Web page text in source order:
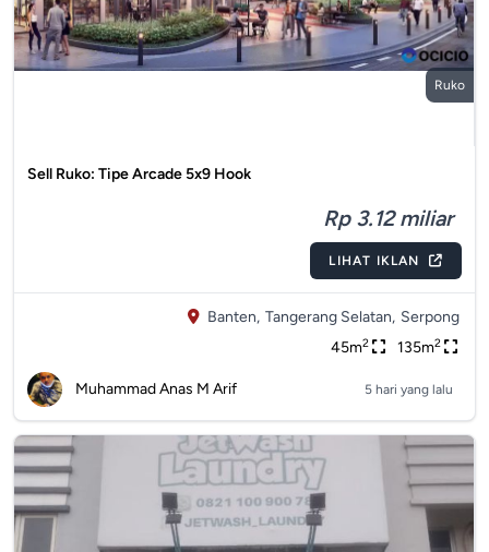
Ruko
Sell Ruko: Tipe Arcade 5x9 Hook
Rp 3.12 miliar
LIHAT IKLAN
Banten, Tangerang Selatan, Serpong
45m2 135m2
Muhammad Anas M Arif 5 hari yang lalu